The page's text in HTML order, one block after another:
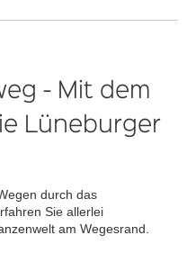
- Mit dem
Lüneburger
durch das
Sie allerlei
am Wegesrand.